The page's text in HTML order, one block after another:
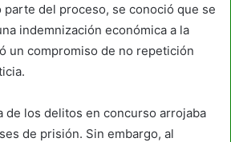
parte del proceso, se conoció que se
indemnización económica a la
un compromiso de no repetición
de los delitos en concurso arrojaba
de prisión. Sin embargo, al